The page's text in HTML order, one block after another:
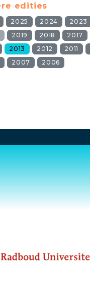
edities
2025 2024 2023
2019 2018 2017
2013 2012 2011
2007 2006